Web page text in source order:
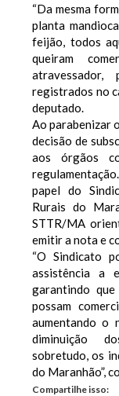
“Da mesma
planta
feijão, todos
queiram
atravessador,
registrados no
deputado.
Ao parabenizar
decisão de
aos órgãos
papel do
Rurais do
STTR/MA
emitir a nota e
“O Sindicato
assistência a
garantindo
possam
aumentando o
diminuição
sobretudo, os
do Maranhão”,
Compartilhe isso: